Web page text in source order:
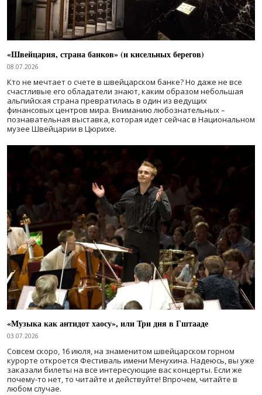
«Швейцария, страна банков» (и кисельных берегов)
08.07.2026
Кто не мечтает о счете в швейцарском банке? Но даже не все
счастливые его обладатели знают, каким образом небольшая
альпийская страна превратилась в один из ведущих
финансовых центров мира. Вниманию любознательных –
познавательная выставка, которая идет сейчас в Национальном
музее Швейцарии в Цюрихе.
«Музыка как антидот хаосу», или Три дня в Гштааде
03.07.2026
Совсем скоро, 16 июля, на знаменитом швейцарском горном
курорте откроется Фестиваль имени Менухина. Надеюсь, вы уже
заказали билеты на все интересующие вас концерты. Если же
почему-то нет, то читайте и действуйте! Впрочем, читайте в
любом случае.